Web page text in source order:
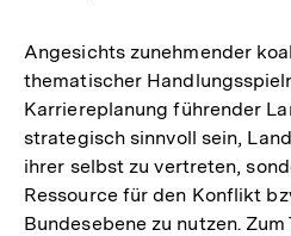
Angesichts zunehmender
thematischer
Karriereplanung führender
strategisch sinnvoll sein,
ihrer selbst zu vertreten,
Ressource für den Konflikt
Bundesebene zu nutzen.